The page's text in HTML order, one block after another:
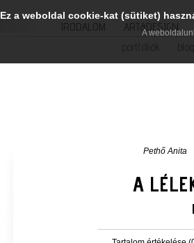
IRODALOM ART&DESIGN
portfóliók
blog
Pethő Anita
A
Ez a weboldal cookie-kat (sütiket)
A